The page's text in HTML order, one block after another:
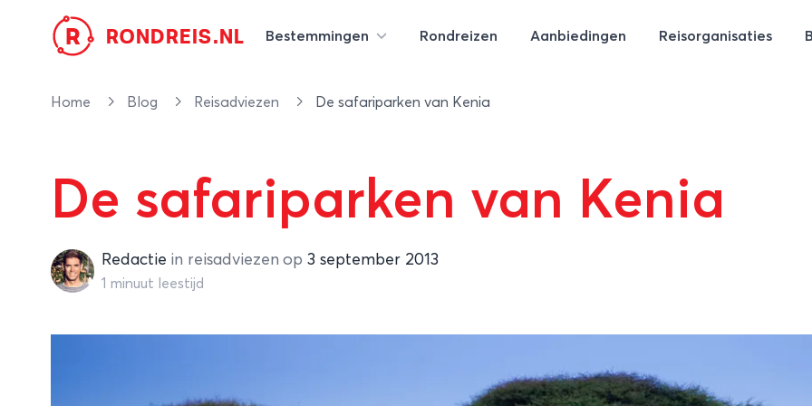
R RONDREIS.NL Bestemmingen Rondreizen Aanbiedingen Reisorganisaties
Home Blog Reisadviezen De safariparken van Kenia
De safariparken van Kenia
RedactieRedactie in reisadviezen op 3 september 2013
1 minuut leestijd